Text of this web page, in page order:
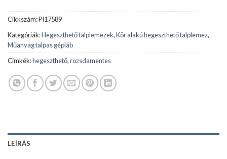
Cikkszám:PI17589
Kategóriák:Hegeszthető talplemezek,Kör alakú hegeszthető talplemez,
Műanyag talpas gépláb
Címkék:hegeszthető,rozsdamentes
LEÍRÁS